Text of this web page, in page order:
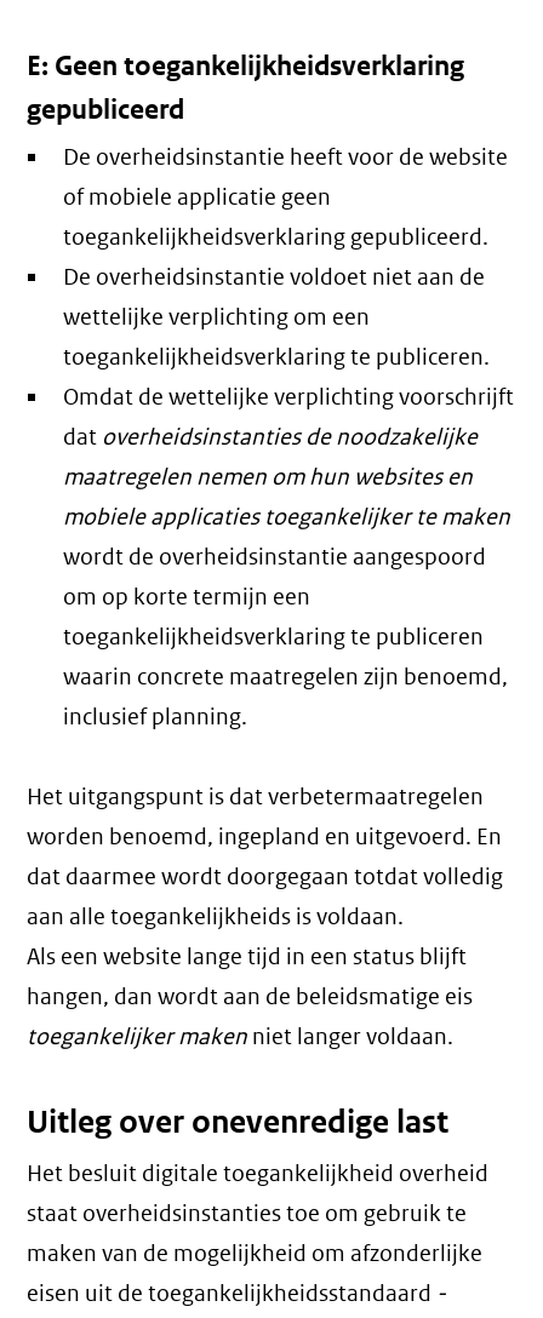
E: Geen toegankelijkheidsverklaring
gepubliceerd
De overheidsinstantie heeft voor de website
of mobiele applicatie geen
toegankelijkheidsverklaring gepubliceerd.
De overheidsinstantie voldoet niet aan de
wettelijke verplichting om een
toegankelijkheidsverklaring te publiceren.
Omdat de wettelijke verplichting voorschrijft
dat overheidsinstanties de noodzakelijke
maatregelen nemen om hun websites en
mobiele applicaties toegankelijker te maken
wordt de overheidsinstantie aangespoord
om op korte termijn een
toegankelijkheidsverklaring te publiceren
waarin concrete maatregelen zijn benoemd,
inclusief planning.
Het uitgangspunt is dat verbetermaatregelen
worden benoemd, ingepland en uitgevoerd. En
dat daarmee wordt doorgegaan totdat volledig
aan alle toegankelijkheids is voldaan.
Als een website lange tijd in een status blijft
hangen, dan wordt aan de beleidsmatige eis
toegankelijker maken niet langer voldaan.
Uitleg over onevenredige last
Het besluit digitale toegankelijkheid overheid
staat overheidsinstanties toe om gebruik te
maken van de mogelijkheid om afzonderlijke
eisen uit de toegankelijkheidsstandaard -